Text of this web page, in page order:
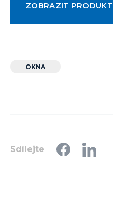
ZOBRAZIT PRODUKT
OKNA
Sdílejte